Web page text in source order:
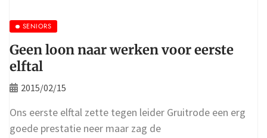
SENIORS
Geen loon naar werken voor eerste
elftal
2015/02/15
Ons eerste elftal zette tegen leider Gruitrode een erg
goede prestatie neer maar zag de